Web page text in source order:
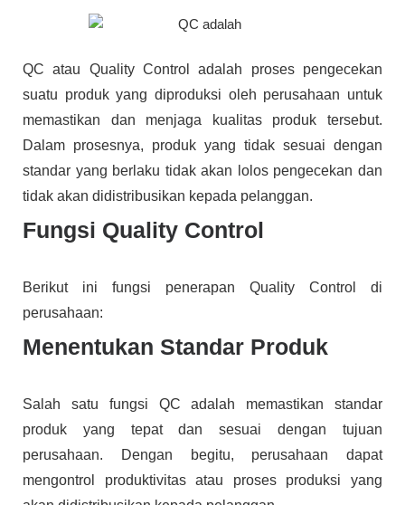
QC atau Quality Control adalah proses pengecekan
suatu produk yang diproduksi oleh perusahaan untuk
memastikan dan menjaga kualitas produk tersebut.
Dalam prosesnya, produk yang tidak sesuai dengan
standar yang berlaku tidak akan lolos pengecekan dan
tidak akan didistribusikan kepada pelanggan.
Fungsi Quality Control
Berikut ini fungsi penerapan Quality Control di
perusahaan:
Menentukan Standar Produk
Salah satu fungsi QC adalah memastikan standar
produk yang tepat dan sesuai dengan tujuan
perusahaan. Dengan begitu, perusahaan dapat
mengontrol produktivitas atau proses produksi yang